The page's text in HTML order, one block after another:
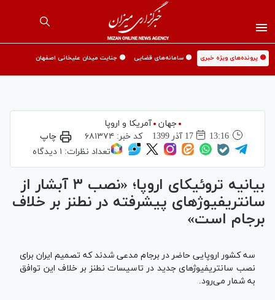
🟡 پرونده‌های ویژه خبری 🟡 سامانه‌های قضایی 🟡 جنایت میدان علیخانی اصفهان
جهان
آمریکا و اروپا
13:16
17 آذر 1399 کد خبر: ۶۸۱۳۷۴
چاپ
تعداد نظرات: ۱ دیدگاه
بیانیه تروئیکای اروپا؛ «نصب ۳ آبشار از
سانتریفیوژ‌های پیشرفته در نطنز بر خلاف
برجام است»
سه کشور اروپایی حاضر در برجام مدعی شدند که تصمیم ایران برای
نصب سانتریفیوژ‌های جدید در تاسیسات نطنز بر خلاف این توافق
به شمار می‌رود.